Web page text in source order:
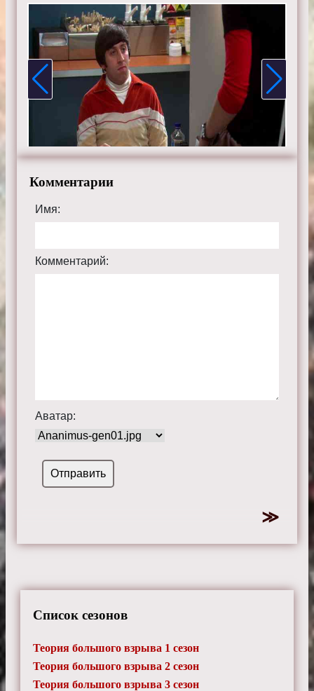
телефоне, планшете, пк или телевизоре на сайте
theorybigbang.ru.
Комментарии
Имя:
Комментарий:
Аватар:
Список сезонов
Теория большого взрыва 1 сезон
Теория большого взрыва 2 сезон
Теория большого взрыва 3 сезон